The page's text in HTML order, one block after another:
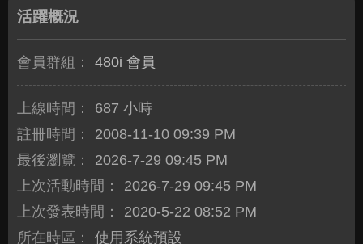
活躍概況
會員群組： 480i 會員
上線時間：
687 小時
註冊時間：
2008-11-10 09:39 PM
最後瀏覽：
2026-7-29 09:45 PM
上次活動時間：
2026-7-29 09:45 PM
上次發表時間：
2020-5-22 08:52 PM
所在時區：
使用系統預設